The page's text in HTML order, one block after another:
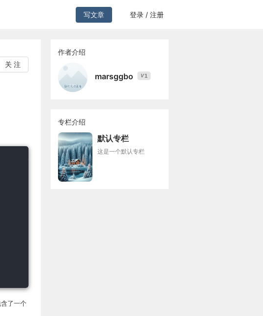
写文章 登录 / 注册
关 注
含了一个
作者介绍
marsggbo V1
专栏介绍
默认专栏
这是一个默认专栏